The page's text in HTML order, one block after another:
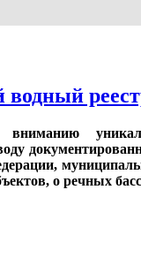
водный
вниманию
о речных